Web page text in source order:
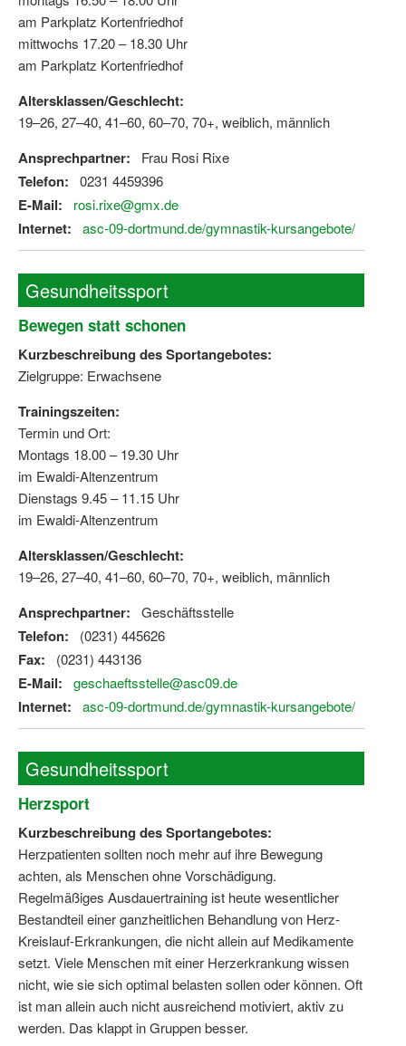
am Parkplatz Kortenfriedhof
mittwochs 17.20 – 18.30 Uhr
am Parkplatz Kortenfriedhof
Altersklassen/Geschlecht:
19–26, 27–40, 41–60, 60–70, 70+, weiblich, männlich
Ansprechpartner: Frau Rosi Rixe
Telefon: 0231 4459396
E-Mail: rosi.rixe@gmx.de
Internet: asc-09-dortmund.de/gymnastik-kursangebote/
Gesundheitssport
Bewegen statt schonen
Kurzbeschreibung des Sportangebotes:
Zielgruppe: Erwachsene
Trainingszeiten:
Termin und Ort:
Montags 18.00 – 19.30 Uhr
im Ewaldi-Altenzentrum
Dienstags 9.45 – 11.15 Uhr
im Ewaldi-Altenzentrum
Altersklassen/Geschlecht:
19–26, 27–40, 41–60, 60–70, 70+, weiblich, männlich
Ansprechpartner: Geschäftsstelle
Telefon: (0231) 445626
Fax: (0231) 443136
E-Mail: geschaeftsstelle@asc09.de
Internet: asc-09-dortmund.de/gymnastik-kursangebote/
Gesundheitssport
Herzsport
Kurzbeschreibung des Sportangebotes:
Herzpatienten sollten noch mehr auf ihre Bewegung
achten, als Menschen ohne Vorschädigung.
Regelmäßiges Ausdauertraining ist heute wesentlicher
Bestandteil einer ganzheitlichen Behandlung von Herz-
Kreislauf-Erkrankungen, die nicht allein auf Medikamente
setzt. Viele Menschen mit einer Herzerkrankung wissen
nicht, wie sie sich optimal belasten sollen oder können. Oft
ist man allein auch nicht ausreichend motiviert, aktiv zu
werden. Das klappt in Gruppen besser.